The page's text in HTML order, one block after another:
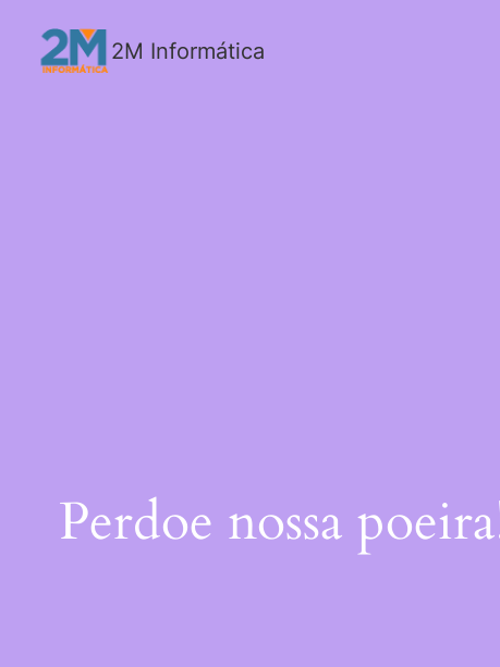
2M Informática
Perdoe nossa